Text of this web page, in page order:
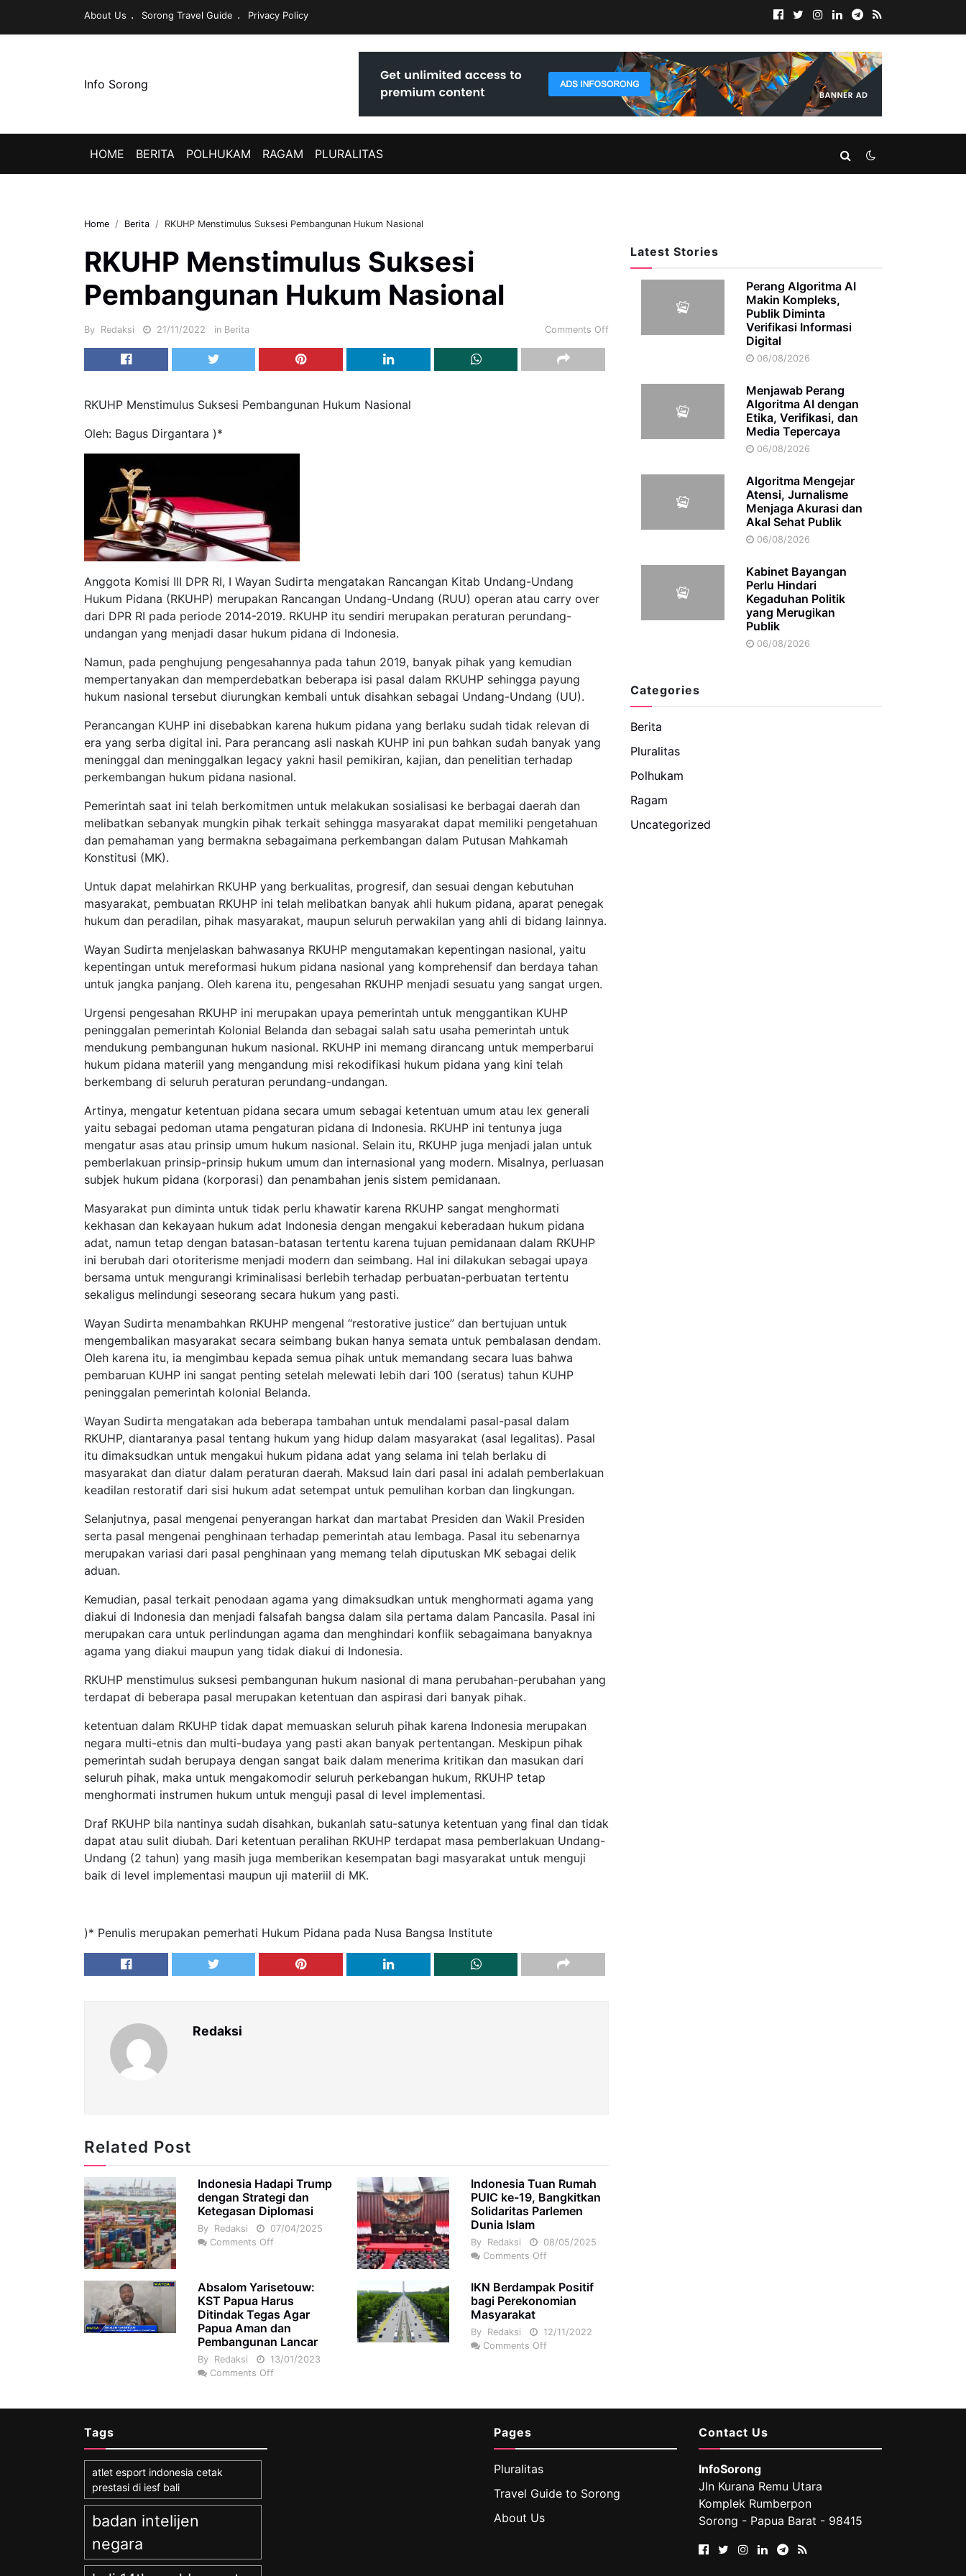
About Us Sorong Travel Guide Privacy Policy
Info Sorong
HOME BERITA POLHUKAM RAGAM PLURALITAS
Home Berita RKUHP Menstimulus Suksesi Pembangunan Hukum Nasional
RKUHP Menstimulus Suksesi
Pembangunan Hukum Nasional
By Redaksi 21/11/2022 in Berita Comments Off
RKUHP Menstimulus Suksesi Pembangunan Hukum Nasional
Oleh: Bagus Dirgantara )*
Anggota Komisi III DPR RI, I Wayan Sudirta mengatakan Rancangan Kitab Undang-Undang
Hukum Pidana (RKUHP) merupakan Rancangan Undang-Undang (RUU) operan atau carry over
dari DPR RI pada periode 2014-2019. RKUHP itu sendiri merupakan peraturan perundang-
undangan yang menjadi dasar hukum pidana di Indonesia.
Namun, pada penghujung pengesahannya pada tahun 2019, banyak pihak yang kemudian
mempertanyakan dan memperdebatkan beberapa isi pasal dalam RKUHP sehingga payung
hukum nasional tersebut diurungkan kembali untuk disahkan sebagai Undang-Undang (UU).
Perancangan KUHP ini disebabkan karena hukum pidana yang berlaku sudah tidak relevan di
era yang serba digital ini. Para perancang asli naskah KUHP ini pun bahkan sudah banyak yang
meninggal dan meninggalkan legacy yakni hasil pemikiran, kajian, dan penelitian terhadap
perkembangan hukum pidana nasional.
Pemerintah saat ini telah berkomitmen untuk melakukan sosialisasi ke berbagai daerah dan
melibatkan sebanyak mungkin pihak terkait sehingga masyarakat dapat memiliki pengetahuan
dan pemahaman yang bermakna sebagaimana perkembangan dalam Putusan Mahkamah
Konstitusi (MK).
Untuk dapat melahirkan RKUHP yang berkualitas, progresif, dan sesuai dengan kebutuhan
masyarakat, pembuatan RKUHP ini telah melibatkan banyak ahli hukum pidana, aparat penegak
hukum dan peradilan, pihak masyarakat, maupun seluruh perwakilan yang ahli di bidang lainnya.
Wayan Sudirta menjelaskan bahwasanya RKUHP mengutamakan kepentingan nasional, yaitu
kepentingan untuk mereformasi hukum pidana nasional yang komprehensif dan berdaya tahan
untuk jangka panjang. Oleh karena itu, pengesahan RKUHP menjadi sesuatu yang sangat urgen.
Urgensi pengesahan RKUHP ini merupakan upaya pemerintah untuk menggantikan KUHP
peninggalan pemerintah Kolonial Belanda dan sebagai salah satu usaha pemerintah untuk
mendukung pembangunan hukum nasional. RKUHP ini memang dirancang untuk memperbarui
hukum pidana materiil yang mengandung misi rekodifikasi hukum pidana yang kini telah
berkembang di seluruh peraturan perundang-undangan.
Artinya, mengatur ketentuan pidana secara umum sebagai ketentuan umum atau lex generali
yaitu sebagai pedoman utama pengaturan pidana di Indonesia. RKUHP ini tentunya juga
mengatur asas atau prinsip umum hukum nasional. Selain itu, RKUHP juga menjadi jalan untuk
pemberlakuan prinsip-prinsip hukum umum dan internasional yang modern. Misalnya, perluasan
subjek hukum pidana (korporasi) dan penambahan jenis sistem pemidanaan.
Masyarakat pun diminta untuk tidak perlu khawatir karena RKUHP sangat menghormati
kekhasan dan kekayaan hukum adat Indonesia dengan mengakui keberadaan hukum pidana
adat, namun tetap dengan batasan-batasan tertentu karena tujuan pemidanaan dalam RKUHP
ini berubah dari otoriterisme menjadi modern dan seimbang. Hal ini dilakukan sebagai upaya
bersama untuk mengurangi kriminalisasi berlebih terhadap perbuatan-perbuatan tertentu
sekaligus melindungi seseorang secara hukum yang pasti.
Wayan Sudirta menambahkan RKUHP mengenal “restorative justice” dan bertujuan untuk
mengembalikan masyarakat secara seimbang bukan hanya semata untuk pembalasan dendam.
Oleh karena itu, ia mengimbau kepada semua pihak untuk memandang secara luas bahwa
pembaruan KUHP ini sangat penting setelah melewati lebih dari 100 (seratus) tahun KUHP
peninggalan pemerintah kolonial Belanda.
Wayan Sudirta mengatakan ada beberapa tambahan untuk mendalami pasal-pasal dalam
RKUHP, diantaranya pasal tentang hukum yang hidup dalam masyarakat (asal legalitas). Pasal
itu dimaksudkan untuk mengakui hukum pidana adat yang selama ini telah berlaku di
masyarakat dan diatur dalam peraturan daerah. Maksud lain dari pasal ini adalah pemberlakuan
keadilan restoratif dari sisi hukum adat setempat untuk pemulihan korban dan lingkungan.
Selanjutnya, pasal mengenai penyerangan harkat dan martabat Presiden dan Wakil Presiden
serta pasal mengenai penghinaan terhadap pemerintah atau lembaga. Pasal itu sebenarnya
merupakan variasi dari pasal penghinaan yang memang telah diputuskan MK sebagai delik
aduan.
Kemudian, pasal terkait penodaan agama yang dimaksudkan untuk menghormati agama yang
diakui di Indonesia dan menjadi falsafah bangsa dalam sila pertama dalam Pancasila. Pasal ini
merupakan cara untuk perlindungan agama dan menghindari konflik sebagaimana banyaknya
agama yang diakui maupun yang tidak diakui di Indonesia.
RKUHP menstimulus suksesi pembangunan hukum nasional di mana perubahan-perubahan yang
terdapat di beberapa pasal merupakan ketentuan dan aspirasi dari banyak pihak.
ketentuan dalam RKUHP tidak dapat memuaskan seluruh pihak karena Indonesia merupakan
negara multi-etnis dan multi-budaya yang pasti akan banyak pertentangan. Meskipun pihak
pemerintah sudah berupaya dengan sangat baik dalam menerima kritikan dan masukan dari
seluruh pihak, maka untuk mengakomodir seluruh perkebangan hukum, RKUHP tetap
menghormati instrumen hukum untuk menguji pasal di level implementasi.
Draf RKUHP bila nantinya sudah disahkan, bukanlah satu-satunya ketentuan yang final dan tidak
dapat atau sulit diubah. Dari ketentuan peralihan RKUHP terdapat masa pemberlakuan Undang-
Undang (2 tahun) yang masih juga memberikan kesempatan bagi masyarakat untuk menguji
baik di level implementasi maupun uji materiil di MK.
)* Penulis merupakan pemerhati Hukum Pidana pada Nusa Bangsa Institute
Redaksi
Related Post
Indonesia Hadapi Trump
dengan Strategi dan
Ketegasan Diplomasi
By Redaksi
07/04/2025
Comments Off
Indonesia Tuan Rumah
PUIC ke-19, Bangkitkan
Solidaritas Parlemen
Dunia Islam
By Redaksi
08/05/2025
Comments Off
Absalom Yarisetouw:
KST Papua Harus
Ditindak Tegas Agar
Papua Aman dan
Pembangunan Lancar
By Redaksi
13/01/2023
Comments Off
IKN Berdampak Positif
bagi Perekonomian
Masyarakat
By Redaksi
12/11/2022
Comments Off
Latest Stories
Perang Algoritma AI
Makin Kompleks,
Publik Diminta
Verifikasi Informasi
Digital
06/08/2026
Menjawab Perang
Algoritma AI dengan
Etika, Verifikasi, dan
Media Tepercaya
06/08/2026
Algoritma Mengejar
Atensi, Jurnalisme
Menjaga Akurasi dan
Akal Sehat Publik
06/08/2026
Kabinet Bayangan
Perlu Hindari
Kegaduhan Politik
yang Merugikan
Publik
06/08/2026
Categories
Berita
Pluralitas
Polhukam
Ragam
Uncategorized
Tags
atlet esport indonesia cetak
prestasi di iesf bali
badan intelijen
negara
Pages
Pluralitas
Travel Guide to Sorong
About Us
Contact Us
InfoSorong
Jln Kurana Remu Utara
Komplek Rumberpon
Sorong - Papua Barat - 98415